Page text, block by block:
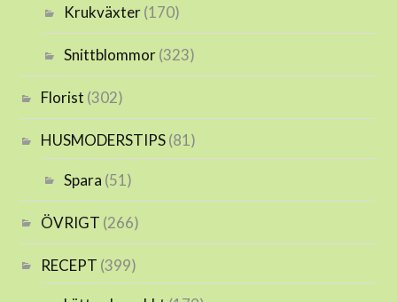
Krukväxter(170)
Snittblommor(323)
Florist (302)
HUSMODERSTIPS(81)
Spara (51)
ÖVRIGT (266)
RECEPT (399)